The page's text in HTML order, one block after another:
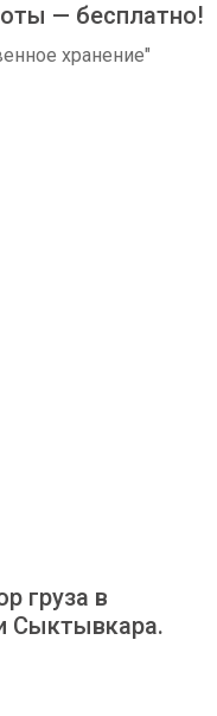
— бесплатно!
хранение"
груза в
Сыктывкара.